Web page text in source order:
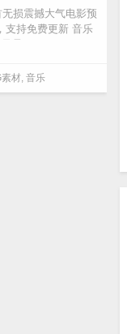
损震撼大气电影预
支持免费更新 音乐
暴GOTHIC001-03
材 音乐